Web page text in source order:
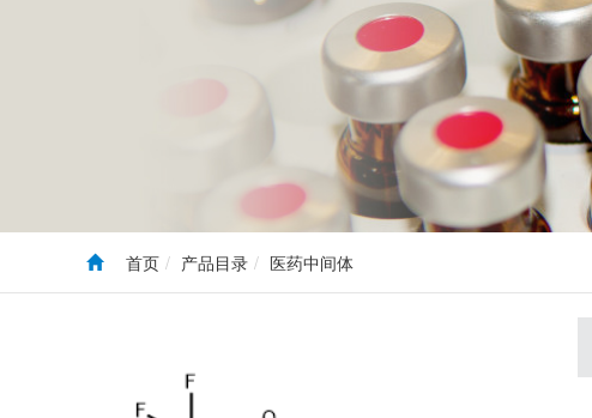
首页 产品目录 医药中间体